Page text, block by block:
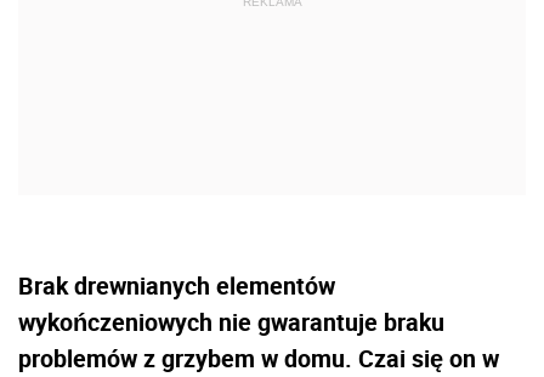
Brak drewnianych elementów
wykończeniowych nie gwarantuje braku
problemów z grzybem w domu. Czai się on w